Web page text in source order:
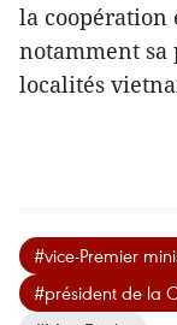
la coopération
notamment sa
localités
#vice-Premier
#président de la